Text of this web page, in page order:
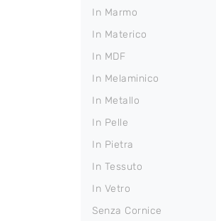
In Marmo
In Materico
In MDF
In Melaminico
In Metallo
In Pelle
In Pietra
In Tessuto
In Vetro
Senza Cornice